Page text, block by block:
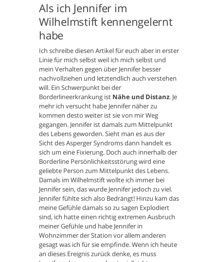
Als ich Jennifer im
Wilhelmstift kennengelernt
habe
Ich schreibe diesen Artikel für euch aber in erster
Linie für mich selbst weil ich mich selbst und
mein Verhalten gegen über Jennifer besser
nachvollziehen und letztendlich auch verstehen
will. Ein Schwerpunkt bei der
Borderlineerkrankung ist Nähe und Distanz. Je
mehr ich versucht habe Jennifer näher zu
kommen desto weiter ist sie von mir Weg
gegangen. Jennifer ist damals zum Mittelpunkt
des Lebens geworden. Sieht man es aus der
Sicht des Asperger Syndroms dann handelt es
sich um eine Fixierung. Doch auch innerhalb der
Borderline Persönlichkeitsstörung wird eine
geliebte Person zum Mittelpunkt des Lebens.
Damals im Wilhelmstift wollte ich immer bei
Jennifer sein, das wurde Jennifer jedoch zu viel.
Jennifer fühlte sich also Bedrängt! Hinzu kam das
meine Gefühle damals so zu sagen Explodiert
sind, ich hatte einen richtig extremen Ausbruch
meiner Gefühle und habe Jennifer in
Wohnzimmer der Station vor allem anderen
gesagt was ich für sie empfinde. Wenn ich heute
an dieses Ereignis zurück denke, es muss